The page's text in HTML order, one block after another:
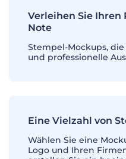
Verleihen Sie
Note
Stempel-Mockups,
und professionelle
Eine Vielzahl von
Wählen Sie eine
Logo und Ihren